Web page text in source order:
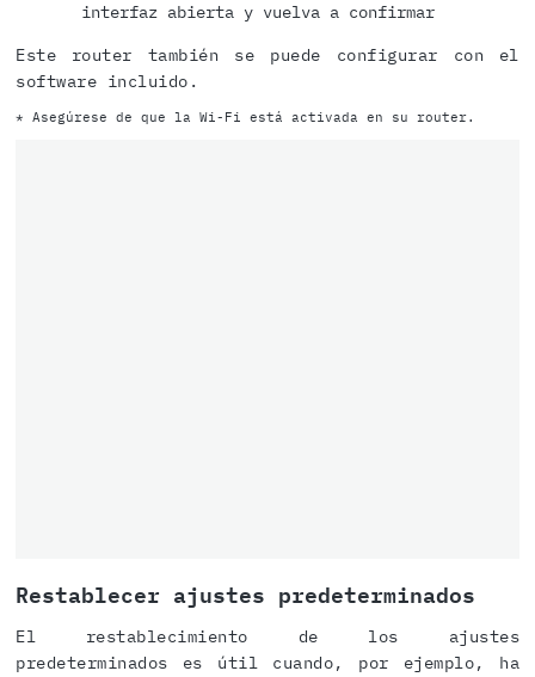
interfaz abierta y vuelva a confirmar
Este router también se puede configurar con el
software incluido.
* Asegúrese de que la Wi-Fi está activada en su router.
Restablecer ajustes predeterminados
El restablecimiento de los ajustes
predeterminados es útil cuando, por ejemplo, ha